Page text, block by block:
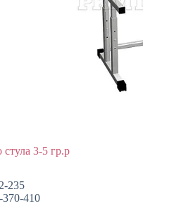
стула 3-5 гр.р
235
410